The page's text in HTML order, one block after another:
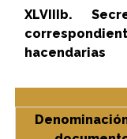
XLVIIIb.
hacendarias